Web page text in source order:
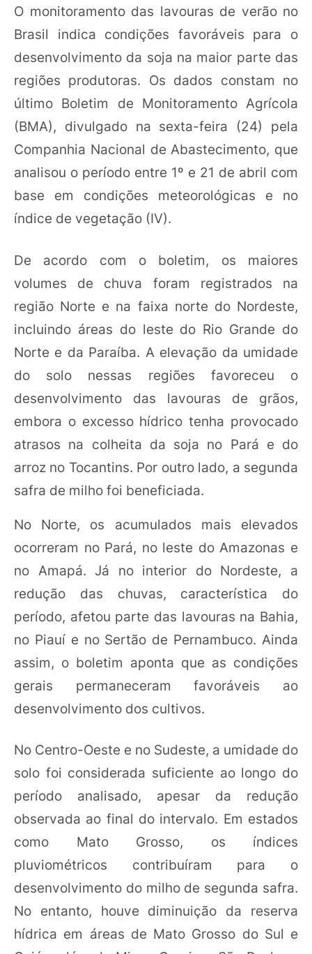
O monitoramento das lavouras de verão no
Brasil indica condições favoráveis para o
desenvolvimento da soja na maior parte das
regiões produtoras. Os dados constam no
último Boletim de Monitoramento Agrícola
(BMA), divulgado na sexta-feira (24) pela
Companhia Nacional de Abastecimento, que
analisou o período entre 1º e 21 de abril com
base em condições meteorológicas e no
índice de vegetação (IV).
De acordo com o boletim, os maiores
volumes de chuva foram registrados na
região Norte e na faixa norte do Nordeste,
incluindo áreas do leste do Rio Grande do
Norte e da Paraíba. A elevação da umidade
do solo nessas regiões favoreceu o
desenvolvimento das lavouras de grãos,
embora o excesso hídrico tenha provocado
atrasos na colheita da soja no Pará e do
arroz no Tocantins. Por outro lado, a segunda
safra de milho foi beneficiada.
No Norte, os acumulados mais elevados
ocorreram no Pará, no leste do Amazonas e
no Amapá. Já no interior do Nordeste, a
redução das chuvas, característica do
período, afetou parte das lavouras na Bahia,
no Piauí e no Sertão de Pernambuco. Ainda
assim, o boletim aponta que as condições
gerais permaneceram favoráveis ao
desenvolvimento dos cultivos.
No Centro-Oeste e no Sudeste, a umidade do
solo foi considerada suficiente ao longo do
período analisado, apesar da redução
observada ao final do intervalo. Em estados
como Mato Grosso, os índices
pluviométricos contribuíram para o
desenvolvimento do milho de segunda safra.
No entanto, houve diminuição da reserva
hídrica em áreas de Mato Grosso do Sul e